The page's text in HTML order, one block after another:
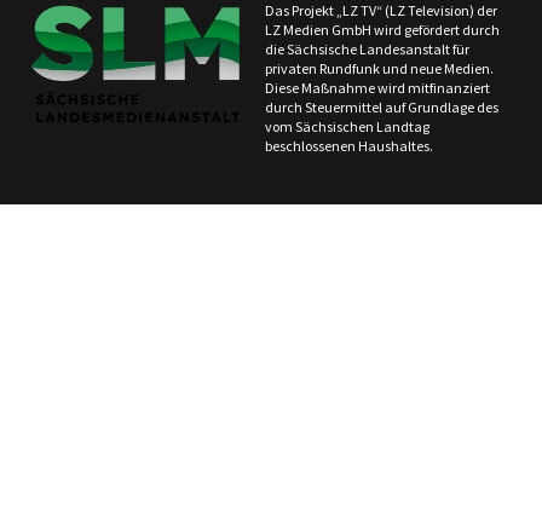
Das Projekt „LZ TV“ (LZ Television) der
LZ Medien GmbH wird gefördert durch
die Sächsische Landesanstalt für
privaten Rundfunk und neue Medien.
Diese Maßnahme wird mitfinanziert
durch Steuermittel auf Grundlage des
vom Sächsischen Landtag
beschlossenen Haushaltes.